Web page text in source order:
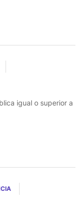
igual o superior a